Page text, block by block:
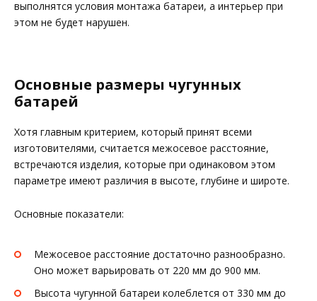
выполнятся условия монтажа батареи, а интерьер при
этом не будет нарушен.
Основные размеры чугунных
батарей
Хотя главным критерием, который принят всеми
изготовителями, считается межосевое расстояние,
встречаются изделия, которые при одинаковом этом
параметре имеют различия в высоте, глубине и широте.
Основные показатели:
Межосевое расстояние достаточно разнообразно.
Оно может варьировать от 220 мм до 900 мм.
Высота чугунной батареи колеблется от 330 мм до